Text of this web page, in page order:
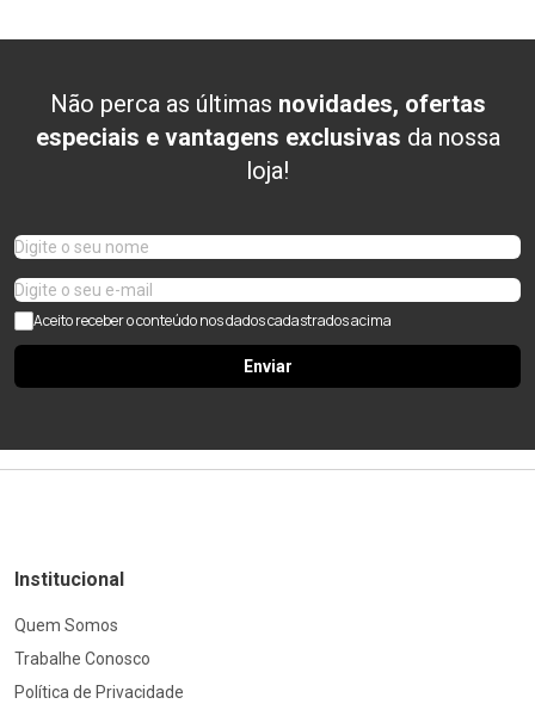
Não perca as últimas novidades, ofertas
especiais e vantagens exclusivas da nossa
loja!
Aceito receber o conteúdo nos dados cadastrados acima
Enviar
Institucional
Quem Somos
Trabalhe Conosco
Política de Privacidade